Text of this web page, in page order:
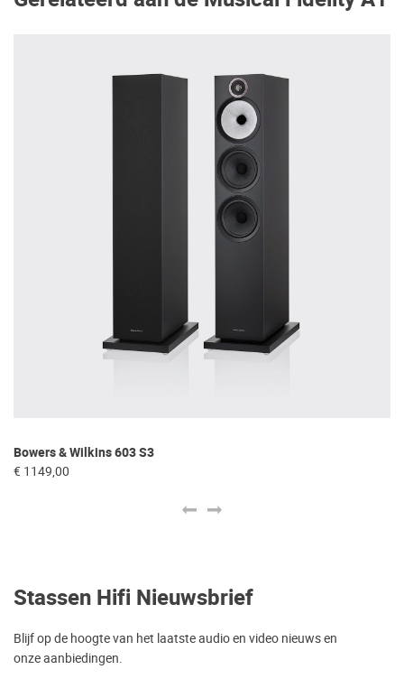
Bowers & Wilkins 603 S3
€ 1149,00
Stassen Hifi Nieuwsbrief
Blijf op de hoogte van het laatste audio en video nieuws en
onze aanbiedingen.